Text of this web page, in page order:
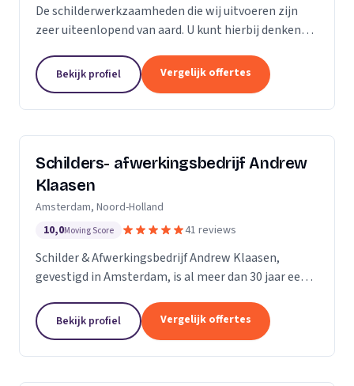
De schilderwerkzaamheden die wij uitvoeren zijn
zeer uiteenlopend van aard. U kunt hierbij denken
bedrijfspanden en overig onroerend goed. Het
maakt...
Bekijk profiel Vergelijk offertes
Schilders- afwerkingsbedrijf Andrew
Klaasen
Amsterdam, Noord-Holland
10,0Moving Score 41 reviews
Schilder & Afwerkingsbedrijf Andrew Klaasen,
gevestigd in Amsterdam, is al meer dan 30 jaar een
van ervaren professionals brengt kleur en leven in...
Bekijk profiel Vergelijk offertes